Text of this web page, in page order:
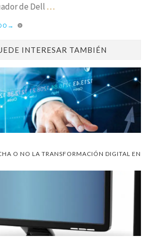
de Dell …
→
INTERESAR TAMBIÉN
O NO LA TRANSFORMACIÓN DIGITAL EN